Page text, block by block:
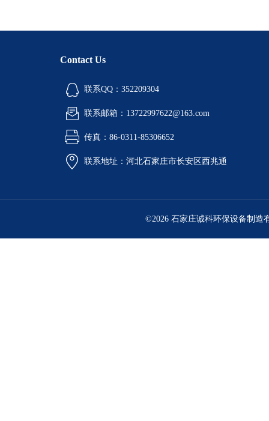
Contact Us
联系QQ：352209304
联系邮箱：13722997622@163.com
传真：86-0311-85306652
联系地址：河北石家庄市长安区西兆通
©2026 石家庄诚科环保设备制造